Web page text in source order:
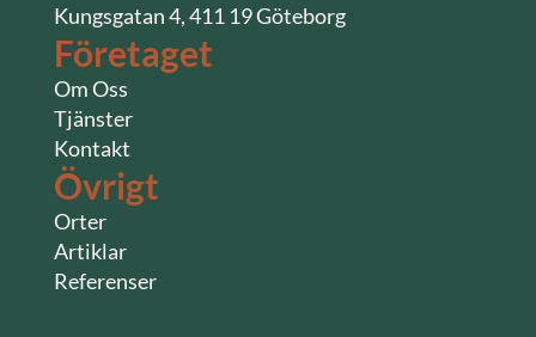
Kungsgatan 4, 411 19 Göteborg
Företaget
Om Oss
Tjänster
Kontakt
Övrigt
Orter
Artiklar
Referenser